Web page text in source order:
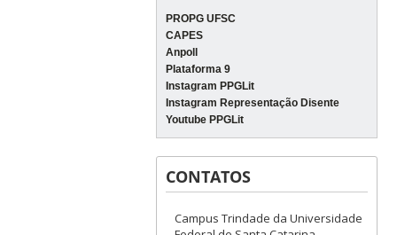
PROPG UFSC
CAPES
Anpoll
Plataforma 9
Instagram PPGLit
Instagram Representação Disente
Youtube PPGLit
CONTATOS
Campus Trindade da Universidade